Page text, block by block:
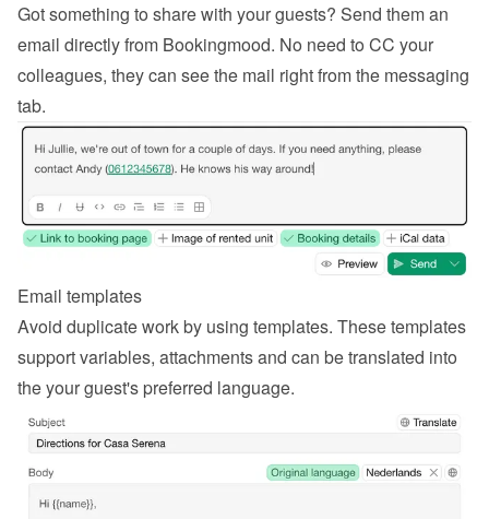
Got something to share with your guests? Send them an
email directly from Bookingmood. No need to CC your
colleagues, they can see the mail right from the messaging
tab.
Email templates
Avoid duplicate work by using templates. These templates
support variables, attachments and can be translated into
the your guest's preferred language.